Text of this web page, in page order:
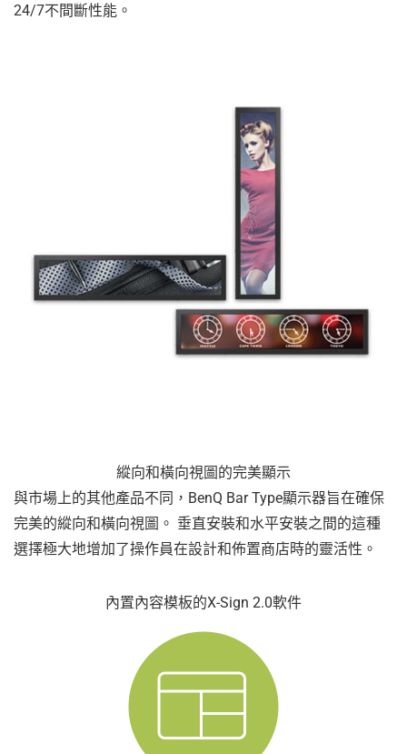
24/7不間斷性能。
縱向和橫向視圖的完美顯示
與市場上的其他產品不同，BenQ Bar Type顯示器旨在確保
完美的縱向和橫向視圖。 垂直安裝和水平安裝之間的這種
選擇極大地增加了操作員在設計和佈置商店時的靈活性。
內置內容模板的X-Sign 2.0軟件